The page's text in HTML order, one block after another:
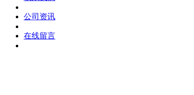
公司资讯
在线留言